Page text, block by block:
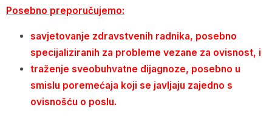
Posebno preporučujemo:
savjetovanje zdravstvenih radnika, posebno
specijaliziranih za probleme vezane za ovisnost, i
traženje sveobuhvatne dijagnoze, posebno u
smislu poremećaja koji se javljaju zajedno s
ovisnošću o poslu.